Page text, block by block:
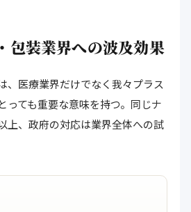
包装業界への波及効果
、医療業界だけでなく我々プラス
っても重要な意味を持つ。同じナ
上、政府の対応は業界全体への試